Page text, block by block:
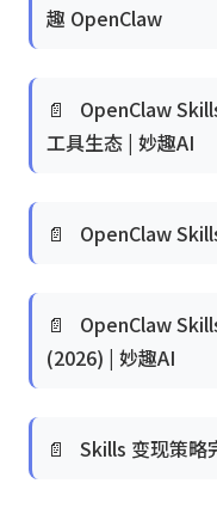
趣 OpenClaw
📄
OpenClaw
工具生态 | 妙趣AI
📄 OpenClaw
📄
OpenClaw
(2026) | 妙趣AI
📄 Skills 变现策略